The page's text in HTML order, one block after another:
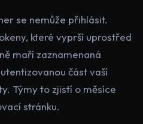
se nemůže přihlásit.
které vyprší uprostřed
maří zaznamenaná
část vaší
Týmy to zjistí o měsíce
stránku.